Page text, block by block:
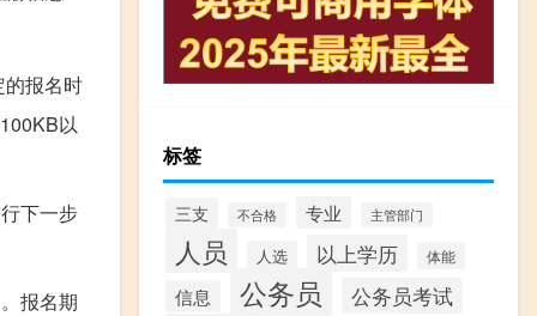
报名时
以
下一步
报名期
标签
三支 不合格 专业 主管部门
人员 人选 以上学历 体能
信息 公务员 公务员考试